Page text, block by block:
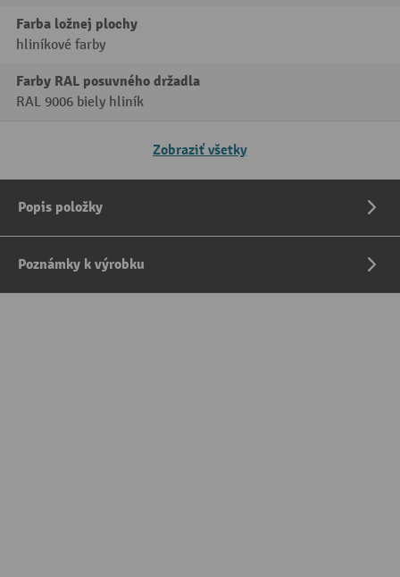
Farba ložnej plochy
hliníkové farby
Farby RAL posuvného držadla
RAL 9006 biely hliník
Zobraziť všetky
Popis položky
Poznámky k výrobku